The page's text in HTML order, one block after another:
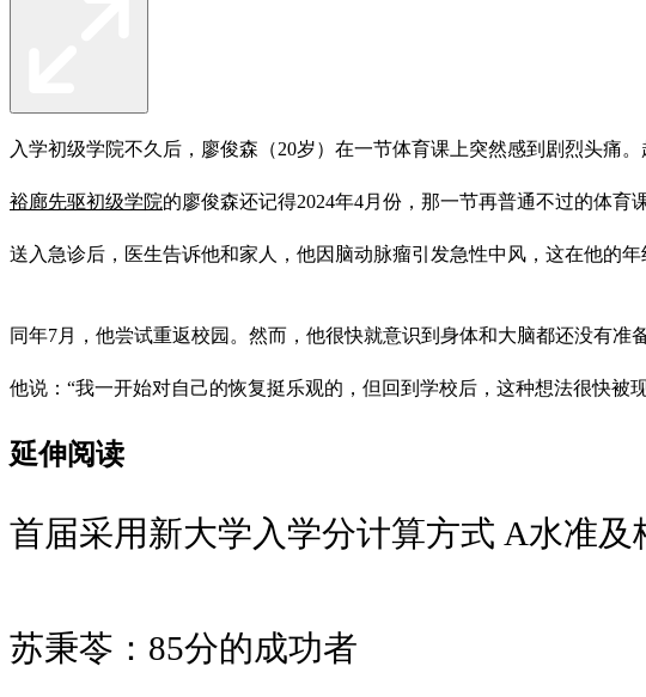
入学初级学院不久后，廖俊森（20岁）在一节体育课上突然感到剧烈头痛
裕廊先驱初级学院的廖俊森还记得2024年4月份，那一节再普通不过的体育
送入急诊后，医生告诉他和家人，他因脑动脉瘤引发急性中风，这在他的
同年7月，他尝试重返校园。然而，他很快就意识到身体和大脑都还没有准
他说：“我一开始对自己的恢复挺乐观的，但回到学校后，这种想法很快
延伸阅读
首届采用新大学入学分计算方式 A水准及
苏秉苓：85分的成功者